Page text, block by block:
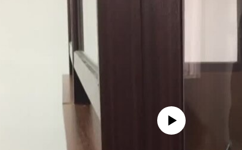
No media source currently